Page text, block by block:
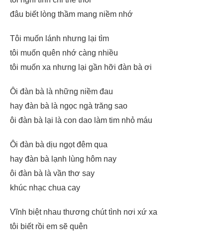
đâu biết lòng thầm mang niềm nhớ
Tôi muốn lánh nhưng lại tìm
tôi muốn quên nhớ càng nhiều
tôi muốn xa nhưng lại gần hỡi đàn bà ơi
Ôi đàn bà là những niềm đau
hay đàn bà là ngọc ngà trăng sao
ôi đàn bà lại là con dao làm tim nhỏ máu
Ôi đàn bà dịu ngọt đêm qua
hay đàn bà lạnh lùng hôm nay
ôi đàn bà là vần thơ say
khúc nhạc chua cay
Vĩnh biệt nhau thương chút tình nơi xứ xa
tôi biết rồi em sẽ quên